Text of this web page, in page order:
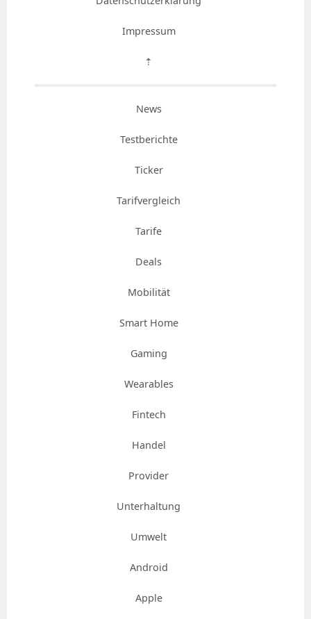
Impressum
⇡
News
Testberichte
Ticker
Tarifvergleich
Tarife
Deals
Mobilität
Smart Home
Gaming
Wearables
Fintech
Handel
Provider
Unterhaltung
Umwelt
Android
Apple